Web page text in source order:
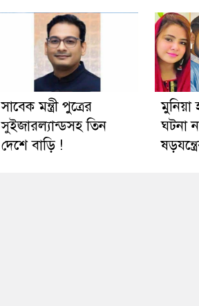
সাবেক মন্ত্রী পুত্রের
সুইজারল্যান্ডসহ তিন
দেশে বাড়ি !
মুনিয়া
ঘটনা